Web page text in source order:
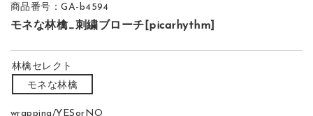
商品番号：GA-b4594
モネな林檎_刺繍ブローチ[picarhythm]
林檎セレクト
モネな林檎
wrapping/YESorNO